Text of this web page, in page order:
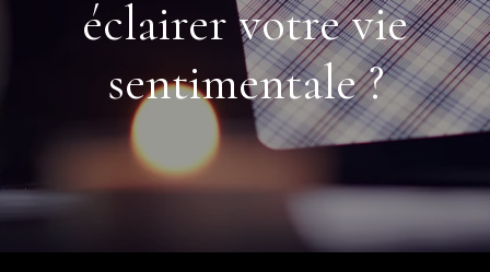
éclairer votre vie
sentimentale ?